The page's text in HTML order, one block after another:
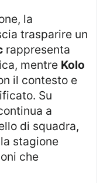
trasparire un
rappresenta
mentre Kolo
il contesto e
Su
a
di squadra,
stagione
che